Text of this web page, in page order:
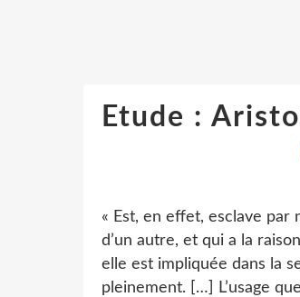
Etude :
« Est, en effet, esclave
d’un autre, et qui a la
elle est impliquée dans la
pleinement. […] L’usage